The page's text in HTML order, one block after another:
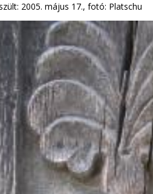
2005. május 17., fotó: Platschu